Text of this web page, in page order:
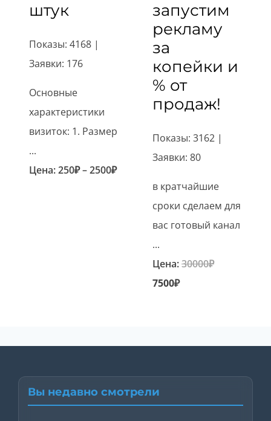
штук
Показы: 4168 |
Заявки: 176
Основные
характеристики
визиток: 1. Размер
...
Цена:250₽–2500₽Диапазон
запустим
рекламу
за
копейки и
% от
продаж!
Показы: 3162 |
Заявки: 80
в кратчайшие
сроки сделаем для
вас готовый канал
...
Цена:30000₽
7500₽Текущая
Вы недавно смотрели